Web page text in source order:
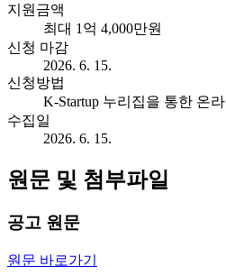
지원금액
최대 1억 4,000만원
신청 마감
2026. 6. 15.
신청방법
K-Startup 누리집을 통한 온
수집일
2026. 6. 15.
원문 및 첨부파일
공고 원문
원문 바로가기